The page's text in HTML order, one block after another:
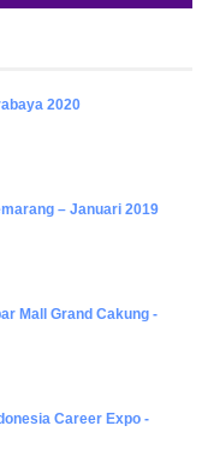
2020
– Januari 2019
​Mall Grand Cakung -
Career Expo -